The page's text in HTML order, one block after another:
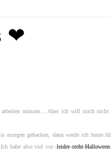
❤
müssen... Aber ich will mich nicht
morgen gebacken, dannwerde ich heute
habe also viel vor -leider steht